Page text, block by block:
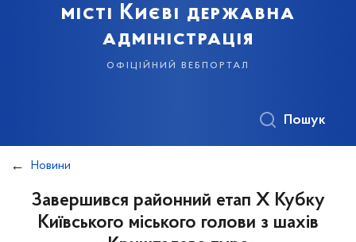
місті Києві державна
адміністрація
офіційний вебпортал
Пошук
Новини
Завершився районний етап Х Кубку
Київського міського голови з шахів